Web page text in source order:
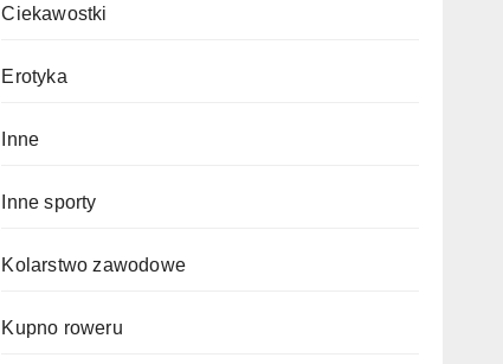
Ciekawostki
Erotyka
Inne
Inne sporty
Kolarstwo zawodowe
Kupno roweru